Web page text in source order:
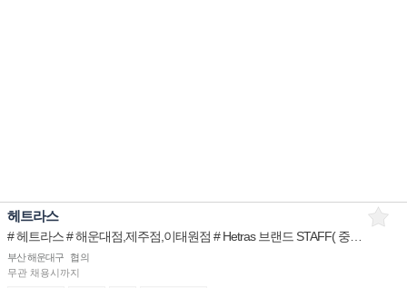
헤트라스
부산 해운대구
협의
무관 채용시까지